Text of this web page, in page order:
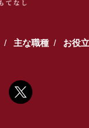
主な職種 お役